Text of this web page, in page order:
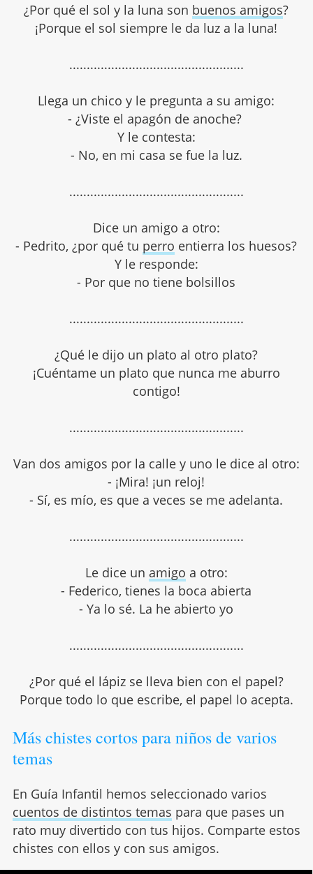
¿Por qué el sol y la luna son buenos amigos?
¡Porque el sol siempre le da luz a la luna!
..................................................
Llega un chico y le pregunta a su amigo:
- ¿Viste el apagón de anoche?
Y le contesta:
- No, en mi casa se fue la luz.
..................................................
Dice un amigo a otro:
- Pedrito, ¿por qué tu perro entierra los huesos?
Y le responde:
- Por que no tiene bolsillos
..................................................
¿Qué le dijo un plato al otro plato?
¡Cuéntame un plato que nunca me aburro
contigo!
..................................................
Van dos amigos por la calle y uno le dice al otro:
- ¡Mira! ¡un reloj!
- Sí, es mío, es que a veces se me adelanta.
..................................................
Le dice un amigo a otro:
- Federico, tienes la boca abierta
- Ya lo sé. La he abierto yo
..................................................
¿Por qué el lápiz se lleva bien con el papel?
Porque todo lo que escribe, el papel lo acepta.
Más chistes cortos para niños de varios
temas
En Guía Infantil hemos seleccionado varios
cuentos de distintos temas para que pases un
rato muy divertido con tus hijos. Comparte estos
chistes con ellos y con sus amigos.